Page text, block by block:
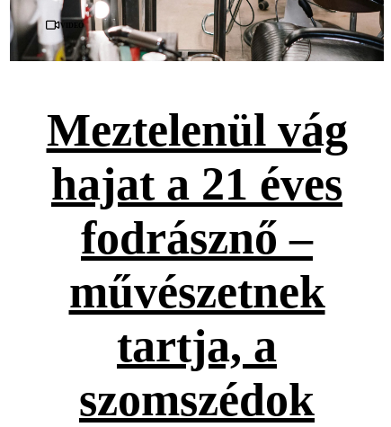
Videó
Meztelenül vág
hajat a 21 éves
fodrásznő –
művészetnek
tartja, a
szomszédok